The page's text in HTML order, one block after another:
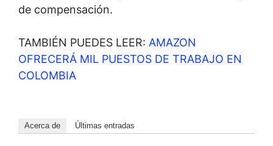
de compensación.
TAMBIÉN PUEDES LEER: AMAZON
OFRECERÁ MIL PUESTOS DE TRABAJO EN
COLOMBIA
Acerca de Últimas entradas